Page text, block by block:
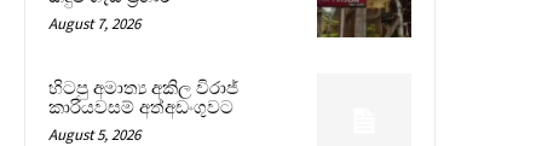
August 7, 2026
හිටපු අමාත්‍ය අකිල විරාජ්
කාරියවසම් අත්අඩංගුවට
August 5, 2026